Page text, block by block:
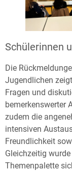
Schülerinnen
Die
Jugendlichen
Fragen und
bemerkenswerter
zudem die
intensiven
Freundlichkeit
Gleichzeitig
Themenpalette